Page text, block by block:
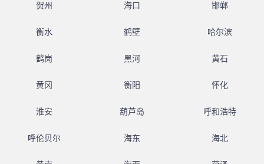
贺州 海口 邯郸
衡水 鹤壁 哈尔滨
鹤岗 黑河 黄石
黄冈 衡阳 怀化
淮安 葫芦岛 呼和浩特
呼伦贝尔 海东 海北